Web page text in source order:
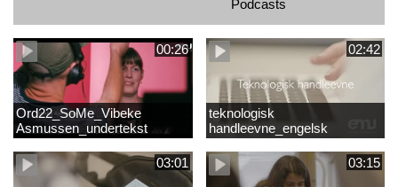
Podcasts
00:26
Ord22_SoMe_Vibeke
Asmussen_undertekst
02:42
teknologisk
handleevne_engelsk
03:01 03:15